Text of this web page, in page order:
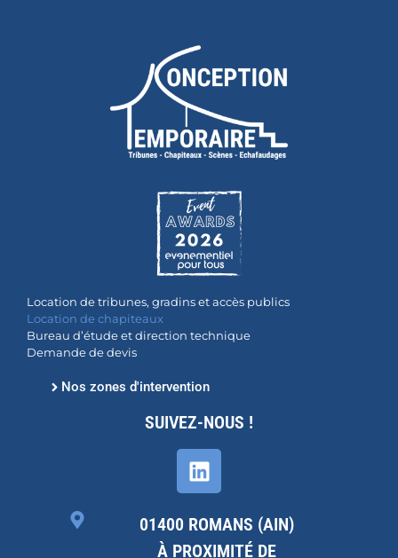
Location de tribunes, gradins et accès publics
Location de chapiteaux
Bureau d’étude et direction technique
Demande de devis
Nos zones d'intervention
SUIVEZ-NOUS !
01400 ROMANS (AIN)
À PROXIMITÉ DE